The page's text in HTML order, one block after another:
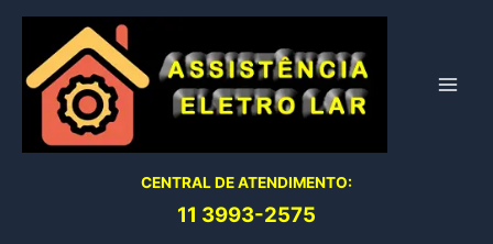
conteúdo
CENTRAL DE ATENDIMENTO:
11 3993-2575